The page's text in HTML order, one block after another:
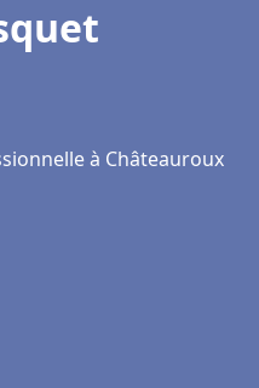
à Châteauroux